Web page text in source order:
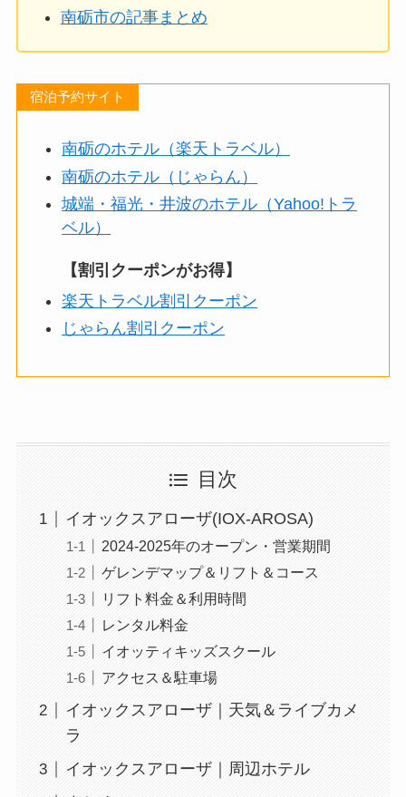
南砺市の記事まとめ
宿泊予約サイト
南砺のホテル（楽天トラベル）
南砺のホテル（じゃらん）
城端・福光・井波のホテル（Yahoo!トラ
ベル）
【割引クーポンがお得】
楽天トラベル割引クーポン
じゃらん割引クーポン
目次
イオックスアローザ(IOX-AROSA)
2024-2025年のオープン・営業期間
ゲレンデマップ＆リフト＆コース
リフト料金＆利用時間
レンタル料金
イオッティキッズスクール
アクセス＆駐車場
イオックスアローザ｜天気＆ライブカメ
ラ
イオックスアローザ｜周辺ホテル